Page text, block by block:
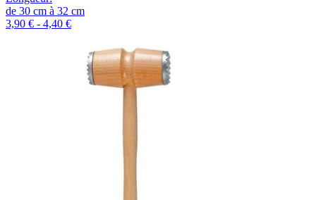
de 30 cm à 32 cm
3,90 € - 4,40 €